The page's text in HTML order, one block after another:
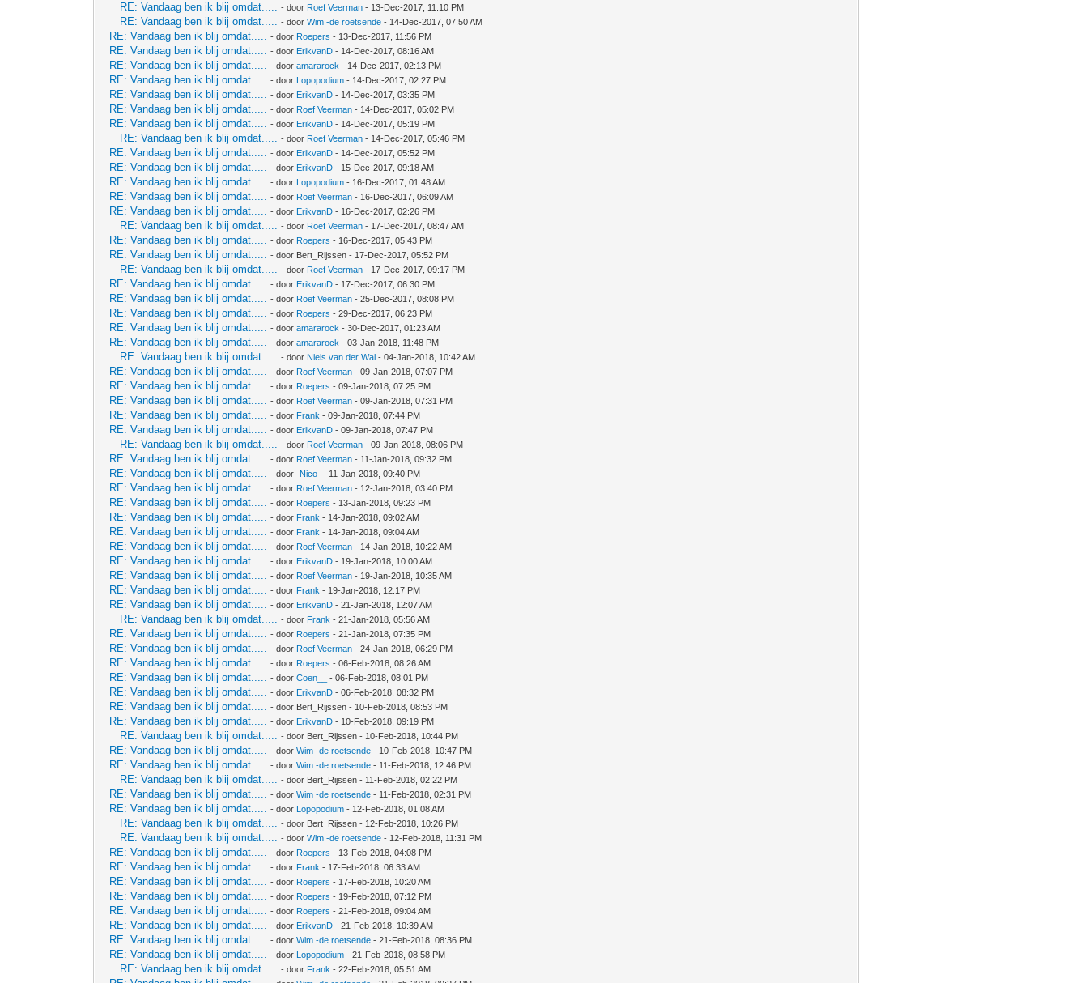
RE: Vandaag ben ik blij omdat..... - door Roef Veerman - 13-Dec-2017, 11:10 PM
RE: Vandaag ben ik blij omdat..... - doorWim -de roetsende - 14-Dec-2017, 07:50 AM
RE: Vandaag ben ik blij omdat..... - door Roepers - 13-Dec-2017, 11:56 PM
RE: Vandaag ben ik blij omdat..... - door ErikvanD - 14-Dec-2017, 08:16 AM
RE: Vandaag ben ik blij omdat..... - dooramararock - 14-Dec-2017, 02:13 PM
RE: Vandaag ben ik blij omdat..... - door Lopopodium - 14-Dec-2017, 02:27 PM
RE: Vandaag ben ik blij omdat..... - door ErikvanD - 14-Dec-2017, 03:35 PM
RE: Vandaag ben ik blij omdat..... - door Roef Veerman - 14-Dec-2017, 05:02 PM
RE: Vandaag ben ik blij omdat..... - door ErikvanD - 14-Dec-2017, 05:19 PM
RE: Vandaag ben ik blij omdat..... - door Roef Veerman - 14-Dec-2017, 05:46 PM
RE: Vandaag ben ik blij omdat..... - door ErikvanD - 14-Dec-2017, 05:52 PM
RE: Vandaag ben ik blij omdat..... - door ErikvanD - 15-Dec-2017, 09:18 AM
RE: Vandaag ben ik blij omdat..... - door Lopopodium - 16-Dec-2017, 01:48 AM
RE: Vandaag ben ik blij omdat..... - door Roef Veerman - 16-Dec-2017, 06:09 AM
RE: Vandaag ben ik blij omdat..... - door ErikvanD - 16-Dec-2017, 02:26 PM
RE: Vandaag ben ik blij omdat..... - door Roef Veerman - 17-Dec-2017, 08:47 AM
RE: Vandaag ben ik blij omdat..... - door Roepers - 16-Dec-2017, 05:43 PM
RE: Vandaag ben ik blij omdat..... - door Bert_Rijssen - 17-Dec-2017, 05:52 PM
RE: Vandaag ben ik blij omdat..... - door Roef Veerman - 17-Dec-2017, 09:17 PM
RE: Vandaag ben ik blij omdat..... - door ErikvanD - 17-Dec-2017, 06:30 PM
RE: Vandaag ben ik blij omdat..... - door Roef Veerman - 25-Dec-2017, 08:08 PM
RE: Vandaag ben ik blij omdat..... - door Roepers - 29-Dec-2017, 06:23 PM
RE: Vandaag ben ik blij omdat..... - dooramararock - 30-Dec-2017, 01:23 AM
RE: Vandaag ben ik blij omdat..... - dooramararock - 03-Jan-2018, 11:48 PM
RE: Vandaag ben ik blij omdat..... - door Niels van der Wal - 04-Jan-2018, 10:42 AM
RE: Vandaag ben ik blij omdat..... - door Roef Veerman - 09-Jan-2018, 07:07 PM
RE: Vandaag ben ik blij omdat..... - door Roepers - 09-Jan-2018, 07:25 PM
RE: Vandaag ben ik blij omdat..... - door Roef Veerman - 09-Jan-2018, 07:31 PM
RE: Vandaag ben ik blij omdat..... - door Frank - 09-Jan-2018, 07:44 PM
RE: Vandaag ben ik blij omdat..... - door ErikvanD - 09-Jan-2018, 07:47 PM
RE: Vandaag ben ik blij omdat..... - door Roef Veerman - 09-Jan-2018, 08:06 PM
RE: Vandaag ben ik blij omdat..... - door Roef Veerman - 11-Jan-2018, 09:32 PM
RE: Vandaag ben ik blij omdat..... - door-Nico- - 11-Jan-2018, 09:40 PM
RE: Vandaag ben ik blij omdat..... - door Roef Veerman - 12-Jan-2018, 03:40 PM
RE: Vandaag ben ik blij omdat..... - door Roepers - 13-Jan-2018, 09:23 PM
RE: Vandaag ben ik blij omdat..... - door Frank - 14-Jan-2018, 09:02 AM
RE: Vandaag ben ik blij omdat..... - door Frank - 14-Jan-2018, 09:04 AM
RE: Vandaag ben ik blij omdat..... - door Roef Veerman - 14-Jan-2018, 10:22 AM
RE: Vandaag ben ik blij omdat..... - door ErikvanD - 19-Jan-2018, 10:00 AM
RE: Vandaag ben ik blij omdat..... - door Roef Veerman - 19-Jan-2018, 10:35 AM
RE: Vandaag ben ik blij omdat..... - door Frank - 19-Jan-2018, 12:17 PM
RE: Vandaag ben ik blij omdat..... - door ErikvanD - 21-Jan-2018, 12:07 AM
RE: Vandaag ben ik blij omdat..... - door Frank - 21-Jan-2018, 05:56 AM
RE: Vandaag ben ik blij omdat..... - door Roepers - 21-Jan-2018, 07:35 PM
RE: Vandaag ben ik blij omdat..... - door Roef Veerman - 24-Jan-2018, 06:29 PM
RE: Vandaag ben ik blij omdat..... - door Roepers - 06-Feb-2018, 08:26 AM
RE: Vandaag ben ik blij omdat..... - doorCoen__ - 06-Feb-2018, 08:01 PM
RE: Vandaag ben ik blij omdat..... - door ErikvanD - 06-Feb-2018, 08:32 PM
RE: Vandaag ben ik blij omdat..... - door Bert_Rijssen - 10-Feb-2018, 08:53 PM
RE: Vandaag ben ik blij omdat..... - door ErikvanD - 10-Feb-2018, 09:19 PM
RE: Vandaag ben ik blij omdat..... - door Bert_Rijssen - 10-Feb-2018, 10:44 PM
RE: Vandaag ben ik blij omdat..... - doorWim -de roetsende - 10-Feb-2018, 10:47 PM
RE: Vandaag ben ik blij omdat..... - doorWim -de roetsende - 11-Feb-2018, 12:46 PM
RE: Vandaag ben ik blij omdat..... - door Bert_Rijssen - 11-Feb-2018, 02:22 PM
RE: Vandaag ben ik blij omdat..... - doorWim -de roetsende - 11-Feb-2018, 02:31 PM
RE: Vandaag ben ik blij omdat..... - door Lopopodium - 12-Feb-2018, 01:08 AM
RE: Vandaag ben ik blij omdat..... - door Bert_Rijssen - 12-Feb-2018, 10:26 PM
RE: Vandaag ben ik blij omdat..... - doorWim -de roetsende - 12-Feb-2018, 11:31 PM
RE: Vandaag ben ik blij omdat..... - door Roepers - 13-Feb-2018, 04:08 PM
RE: Vandaag ben ik blij omdat..... - door Frank - 17-Feb-2018, 06:33 AM
RE: Vandaag ben ik blij omdat..... - door Roepers - 17-Feb-2018, 10:20 AM
RE: Vandaag ben ik blij omdat..... - door Roepers - 19-Feb-2018, 07:12 PM
RE: Vandaag ben ik blij omdat..... - door Roepers - 21-Feb-2018, 09:04 AM
RE: Vandaag ben ik blij omdat..... - door ErikvanD - 21-Feb-2018, 10:39 AM
RE: Vandaag ben ik blij omdat..... - doorWim -de roetsende - 21-Feb-2018, 08:36 PM
RE: Vandaag ben ik blij omdat..... - door Lopopodium - 21-Feb-2018, 08:58 PM
RE: Vandaag ben ik blij omdat..... - door Frank - 22-Feb-2018, 05:51 AM